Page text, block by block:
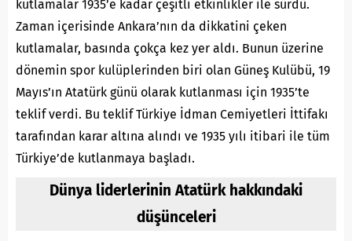
kutlamalar 1935’e kadar çeşitli etkinlikler ile sürdü.
Zaman içerisinde Ankara’nın da dikkatini çeken
kutlamalar, basında çokça kez yer aldı. Bunun üzerine
dönemin spor kulüplerinden biri olan Güneş Kulübü, 19
Mayıs’ın Atatürk günü olarak kutlanması için 1935’te
teklif verdi. Bu teklif Türkiye İdman Cemiyetleri İttifakı
tarafından karar altına alındı ve 1935 yılı itibari ile tüm
Türkiye’de kutlanmaya başladı.
Dünya liderlerinin Atatürk hakkındaki
düşünceleri